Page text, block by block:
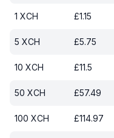
1 XCH £1.15
5 XCH £5.75
10 XCH £11.5
50 XCH £57.49
100 XCH £114.97